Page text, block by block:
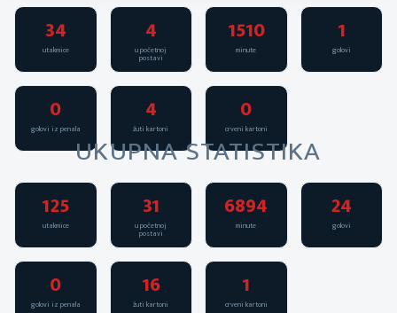
34
utakmice
4
u početnoj
postavi
1510
minute
1
golovi
0
golovi iz penala
4
žuti kartoni
0
crveni kartoni
UKUPNA STATISTIKA
125
utakmice
31
u početnoj
postavi
6894
minute
24
golovi
0
golovi iz penala
16
žuti kartoni
1
crveni kartoni